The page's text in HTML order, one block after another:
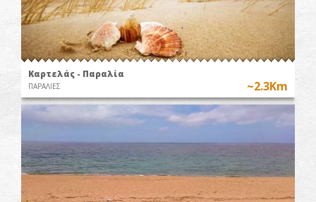
Καρτελάς - Παραλία
ΠΑΡΑΛΙΕΣ ~2.3Km